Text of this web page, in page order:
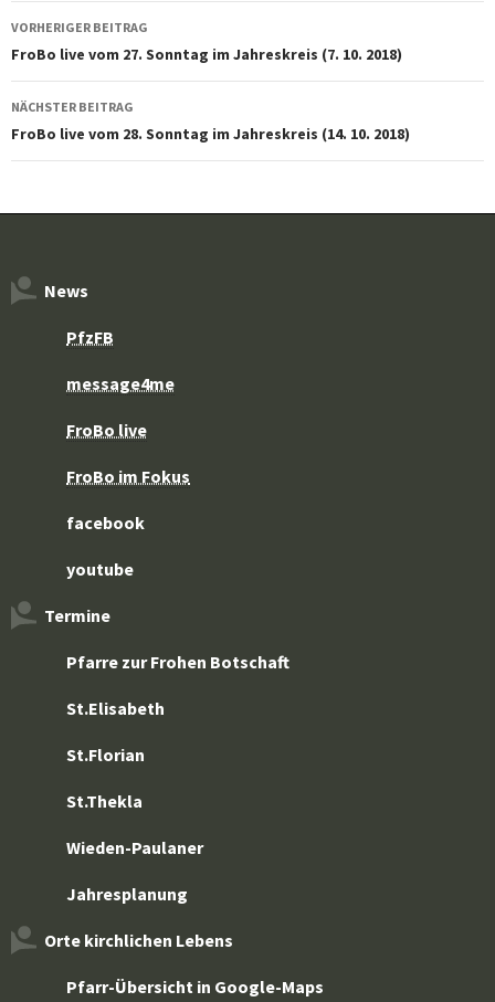
Beitragsnavigation
VORHERIGER BEITRAG
FroBo live vom 27. Sonntag im Jahreskreis (7. 10. 2018)
NÄCHSTER BEITRAG
FroBo live vom 28. Sonntag im Jahreskreis (14. 10. 2018)
News
PfzFB
message4me
FroBo live
FroBo im Fokus
facebook
youtube
Termine
Pfarre zur Frohen Botschaft
St.Elisabeth
St.Florian
St.Thekla
Wieden-Paulaner
Jahresplanung
Orte kirchlichen Lebens
Pfarr-Übersicht in Google-Maps